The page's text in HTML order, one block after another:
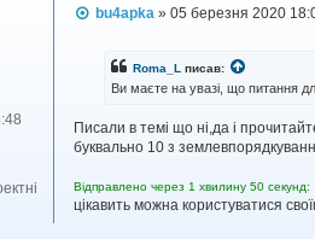
П
л
е
н
я
bu4apka »05 березня 2020
Roma_L писав:
Ви маєте на увазі, що питання
Писали в темі що ні,да і
буквально 10 з
Відправлено через 1 хвилину 50 секунд:
цікавить можна користуватися